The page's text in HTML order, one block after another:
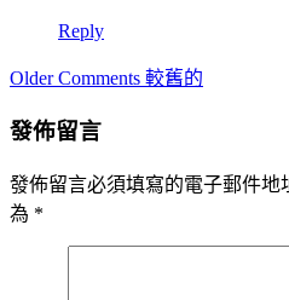
Reply
Comment
Older Comments 較舊的
發佈留言
發佈留言必須填寫的電子郵件地
為 *